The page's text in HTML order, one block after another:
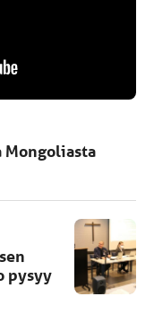
Mongoliasta
pysyy